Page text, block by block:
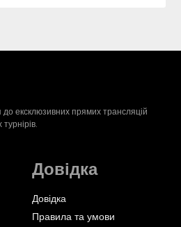
ексклюзивних прямих трансляцій
Довідка
Довідка
Правила та умови